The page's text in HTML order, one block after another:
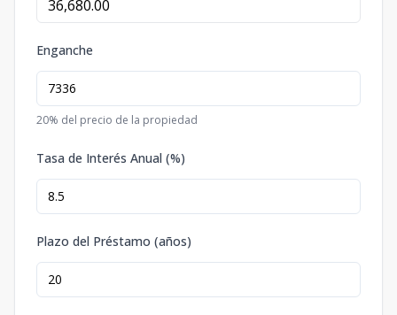
Enganche
20% del precio de la propiedad
Tasa de Interés Anual (%)
Plazo del Préstamo (años)